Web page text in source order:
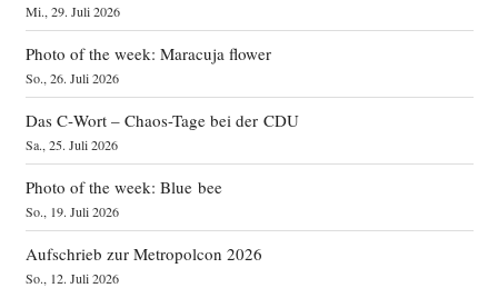
Mi., 29. Juli 2026
Photo of the week: Maracuja flower
So., 26. Juli 2026
Das C‑Wort – Chaos-Tage bei der CDU
Sa., 25. Juli 2026
Photo of the week: Blue bee
So., 19. Juli 2026
Aufschrieb zur Metropolcon 2026
So., 12. Juli 2026